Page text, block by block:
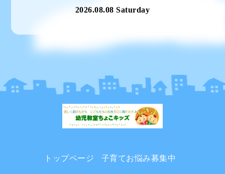
2026.08.08 Saturday
トップページ 子育てお悩み募集中